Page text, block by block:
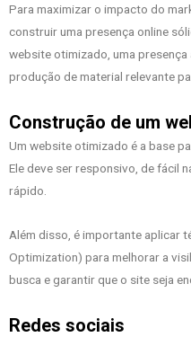
Para maximizar o impacto do
construir uma presença online
website otimizado, uma presença
produção de material relevante
Construção de um
Um website otimizado é a base
Ele deve ser responsivo, de fácil
rápido.
Além disso, é importante aplicar
Optimization) para melhorar a
busca e garantir que o site seja
Redes sociais